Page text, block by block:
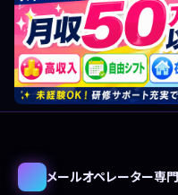
メールオペレーター専門